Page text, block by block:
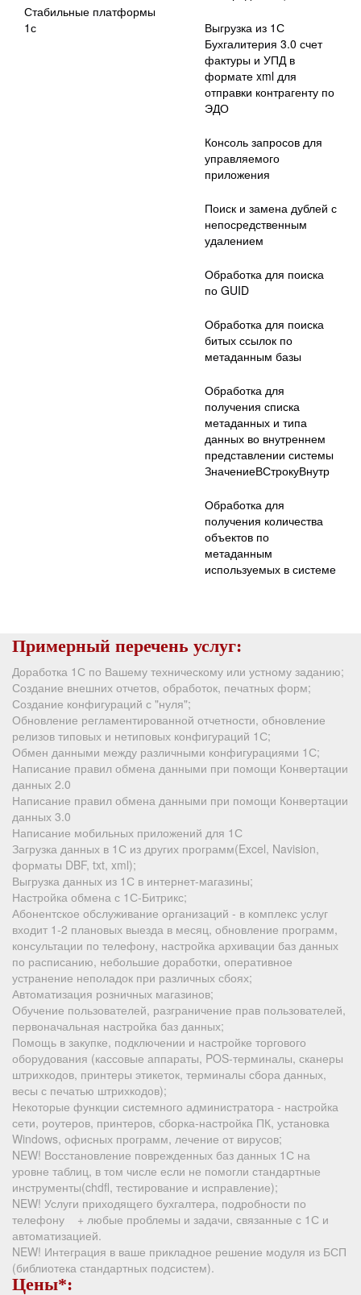
Стабильные платформы
1с
Выгрузка из 1С
Бухгалитерия 3.0 счет
фактуры и УПД в
формате xml для
отправки контрагенту по
ЭДО
Консоль запросов для
управляемого
приложения
Поиск и замена дублей с
непосредственным
удалением
Обработка для поиска
по GUID
Обработка для поиска
битых ссылок по
метаданным базы
Обработка для
получения списка
метаданных и типа
данных во внутреннем
представлении системы
ЗначениеВСтрокуВнутр
Обработка для
получения количества
объектов по
метаданным
используемых в системе
Примерный перечень услуг:
Доработка 1С по Вашему техническому или устному заданию;
Создание внешних отчетов, обработок, печатных форм;
Создание конфигураций с "нуля";
Обновление регламентированной отчетности, обновление
релизов типовых и нетиповых конфигураций 1С;
Обмен данными между различными конфигурациями 1С;
Написание правил обмена данными при помощи Конвертации
данных 2.0
Написание правил обмена данными при помощи Конвертации
данных 3.0
Написание мобильных приложений для 1С
Загрузка данных в 1С из других программ(Excel, Navision,
форматы DBF, txt, xml);
Выгрузка данных из 1С в интернет-магазины;
Настройка обмена с 1С-Битрикс;
Абонентское обслуживание организаций - в комплекс услуг
входит 1-2 плановых выезда в месяц, обновление программ,
консультации по телефону, настройка архивации баз данных
по расписанию, небольшие доработки, оперативное
устранение неполадок при различных сбоях;
Автоматизация розничных магазинов;
Обучение пользователей, разграничение прав пользователей,
первоначальная настройка баз данных;
Помощь в закупке, подключении и настройке торгового
оборудования (кассовые аппараты, POS-терминалы, сканеры
штрихкодов, принтеры этикеток, терминалы сбора данных,
весы с печатью штрихкодов);
Некоторые функции системного администратора - настройка
сети, роутеров, принтеров, сборка-настройка ПК, установка
Windows, офисных программ, лечение от вирусов;
NEW! Восстановление поврежденных баз данных 1С на
уровне таблиц, в том числе если не помогли стандартные
инструменты(chdfl, тестирование и исправление);
NEW! Услуги приходящего бухгалтера, подробности по
телефону + любые проблемы и задачи, связанные с 1С и
автоматизацией.
NEW! Интеграция в ваше прикладное решение модуля из БСП
(библиотека стандартных подсистем).
Цены*: